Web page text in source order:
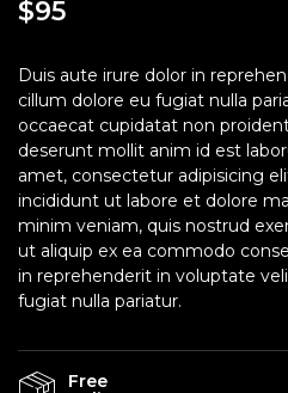
$95
Duis aute irure dolor in
cillum dolore eu fugiat nulla
occaecat cupidatat non
deserunt mollit anim id est
amet, consectetur adipisicing
incididunt ut labore et dolore
minim veniam, quis nostrud
ut aliquip ex ea commodo
in reprehenderit in voluptate
fugiat nulla pariatur.
Free